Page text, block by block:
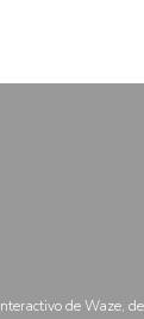
de Waze,